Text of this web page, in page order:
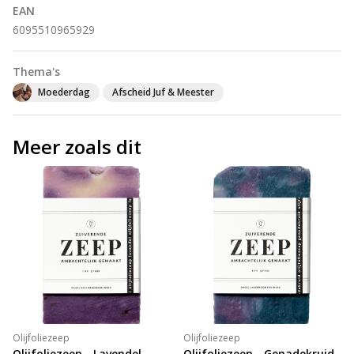
EAN
6095510965929
Thema's
Moederdag Afscheid Juf & Meester
Meer zoals dit
Olijfoliezeep Olijfoliezeep